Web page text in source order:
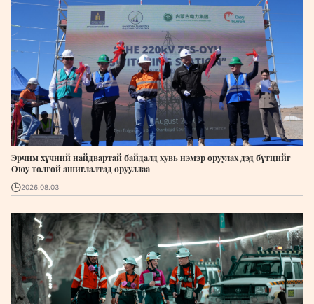
Эрчим хүчний найдвартай байдалд хувь нэмэр оруулах дэд бүтцийг
Оюу толгой ашиглалтад орууллаа
2026.08.03